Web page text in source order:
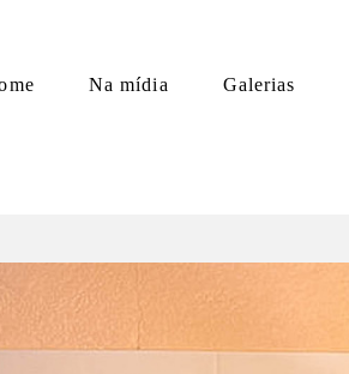
Na mídia Galerias